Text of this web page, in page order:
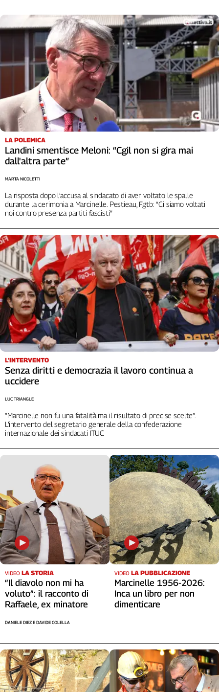
Contatti
redazione
Newsletter
Social
LA POLEMICA
Landini smentisce Meloni: “Cgil non si gira mai
dall'altra parte”
La risposta dopo l’accusa al sindacato di aver voltato le spalle
durante la cerimonia a Marcinelle. Pestieau, Fgtb: “Ci siamo voltati
noi contro presenza partiti fascisti”
MARTA NICOLETTI
L'INTERVENTO
Senza diritti e democrazia il lavoro continua a
uccidere
“Marcinelle non fu una fatalità ma il risultato di precise scelte”.
L’intervento del segretario generale della confederazione
internazionale dei sindacati ITUC
LUC TRIANGLE
VIDEO LA STORIA
“Il diavolo non mi ha
voluto”: il racconto di
Raffaele, ex minatore
DANIELE DIEZ E DAVIDE COLELLA
VIDEO LA PUBBLICAZIONE
Marcinelle 1956-2026:
Inca un libro per non
dimenticare